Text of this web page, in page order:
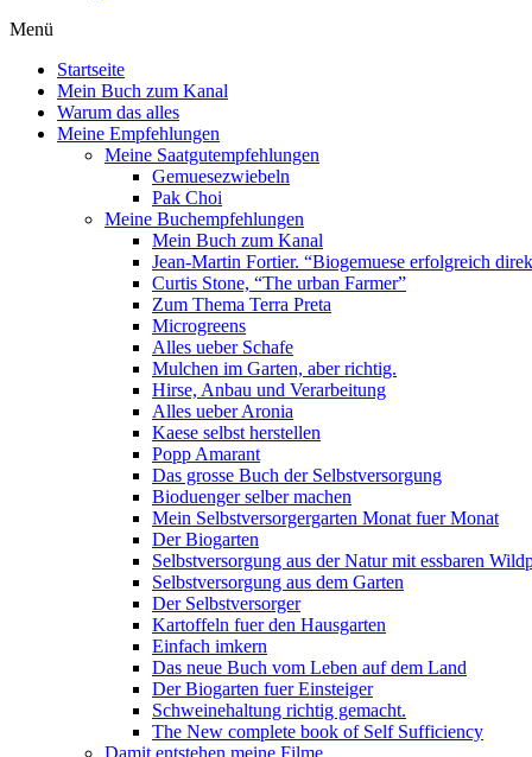
Menü
Startseite
Mein Buch zum Kanal
Warum das alles
Meine Empfehlungen
Meine Saatgutempfehlungen
Gemuesezwiebeln
Pak Choi
Meine Buchempfehlungen
Mein Buch zum Kanal
Jean-Martin Fortier. “Biogemuese erfolgreich
Curtis Stone, “The urban Farmer”
Zum Thema Terra Preta
Microgreens
Alles ueber Schafe
Mulchen im Garten, aber richtig.
Hirse, Anbau und Verarbeitung
Alles ueber Aronia
Kaese selbst herstellen
Popp Amarant
Das grosse Buch der Selbstversorgung
Bioduenger selber machen
Mein Selbstversorgergarten Monat fuer Monat
Der Biogarten
Selbstversorgung aus der Natur mit essbaren
Selbstversorgung aus dem Garten
Der Selbstversorger
Kartoffeln fuer den Hausgarten
Einfach imkern
Das neue Buch vom Leben auf dem Land
Der Biogarten fuer Einsteiger
Schweinehaltung richtig gemacht.
The New complete book of Self Sufficiency
Damit entstehen meine Filme